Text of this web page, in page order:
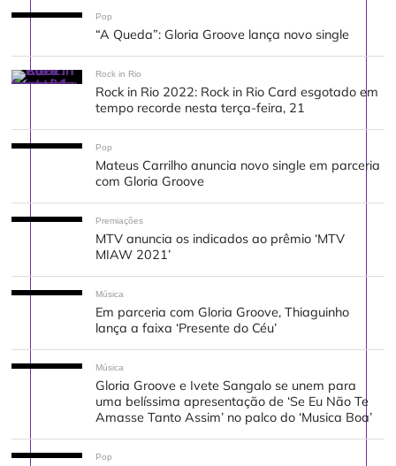
Pop
“A Queda”: Gloria Groove lança novo single
Rock in Rio
Rock in Rio 2022: Rock in Rio Card esgotado em
tempo recorde nesta terça-feira, 21
Pop
Mateus Carrilho anuncia novo single em parceria
com Gloria Groove
Premiações
MTV anuncia os indicados ao prêmio ‘MTV
MIAW 2021’
Música
Em parceria com Gloria Groove, Thiaguinho
lança a faixa ‘Presente do Céu’
Música
Gloria Groove e Ivete Sangalo se unem para
uma belíssima apresentação de ‘Se Eu Não Te
Amasse Tanto Assim’ no palco do ‘Musica Boa’
Pop